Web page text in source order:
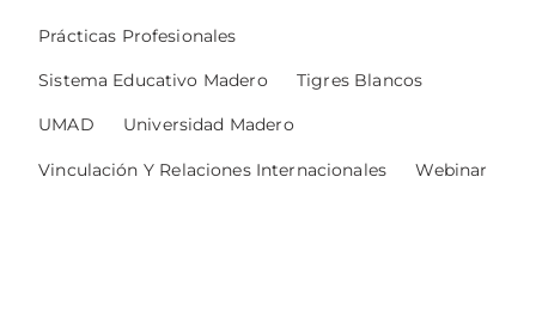
Prácticas Profesionales
Sistema Educativo Madero Tigres Blancos
UMAD Universidad Madero
Vinculación Y Relaciones Internacionales Webinar